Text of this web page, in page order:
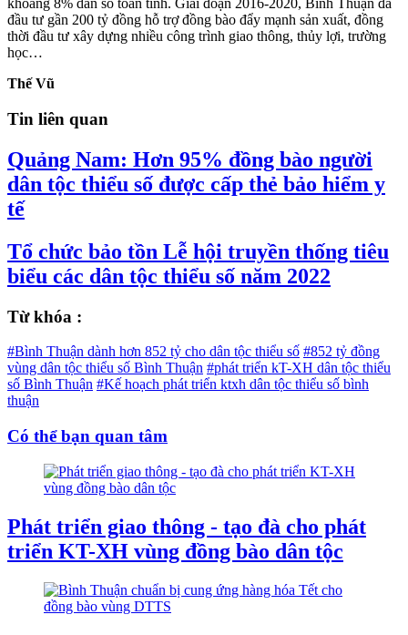
khoảng 8% dân số toàn tỉnh. Giai đoạn 2016-2020, Bình Thuận đã
đầu tư gần 200 tỷ đồng hỗ trợ đồng bào đẩy mạnh sản xuất, đồng
thời đầu tư xây dựng nhiều công trình giao thông, thủy lợi, trường
học…
Thế Vũ
Tin liên quan
Quảng Nam: Hơn 95% đồng bào người
dân tộc thiểu số được cấp thẻ bảo hiểm y
tế
Tổ chức bảo tồn Lễ hội truyền thống tiêu
biểu các dân tộc thiểu số năm 2022
Từ khóa :
#Bình Thuận dành hơn 852 tỷ cho dân tộc thiểu số #852 tỷ đồng
vùng dân tộc thiểu số Bình Thuận #phát triển kT-XH dân tộc thiểu
số Bình Thuận #Kế hoạch phát triển ktxh dân tộc thiểu số bình
thuận
Có thể bạn quan tâm
Phát triển giao thông - tạo đà cho phát
triển KT-XH vùng đồng bào dân tộc